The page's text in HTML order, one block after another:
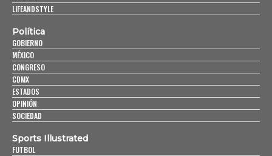
LIFEANDSTYLE
Política
GOBIERNO
MÉXICO
CONGRESO
CDMX
ESTADOS
OPINIÓN
SOCIEDAD
Sports Illustrated
FUTBOL